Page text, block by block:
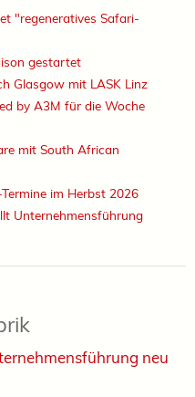
"regeneratives Safari-
gestartet
Glasgow mit LASK Linz
by A3M für die Woche
mit South African
im Herbst 2026
Unternehmensführung
neu